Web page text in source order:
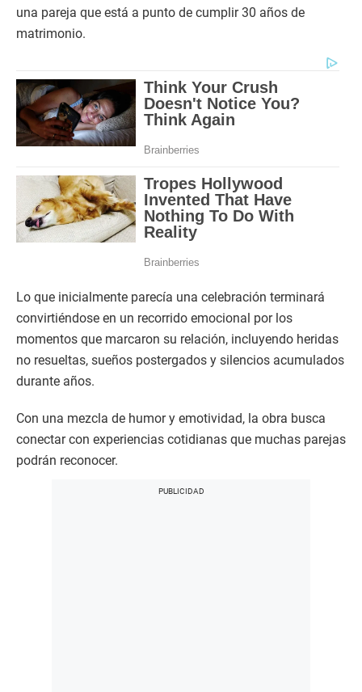
una pareja que está a punto de cumplir 30 años de
matrimonio.
Lo que inicialmente parecía una celebración terminará
convirtiéndose en un recorrido emocional por los
momentos que marcaron su relación, incluyendo heridas
no resueltas, sueños postergados y silencios acumulados
durante años.
Con una mezcla de humor y emotividad, la obra busca
conectar con experiencias cotidianas que muchas parejas
podrán reconocer.